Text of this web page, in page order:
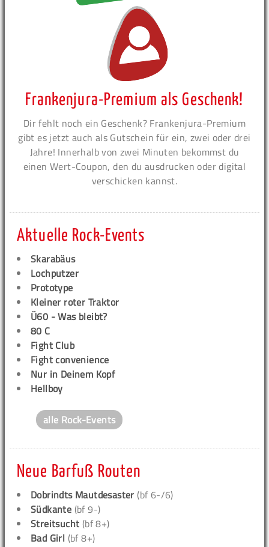
Frankenjura-Premium als Geschenk!
Dir fehlt noch ein Geschenk? Frankenjura-Premium
gibt es jetzt auch als Gutschein für ein, zwei oder drei
Jahre! Innerhalb von zwei Minuten bekommst du
einen Wert-Coupon, den du ausdrucken oder digital
verschicken kannst.
Aktuelle Rock-Events
Skarabäus
Lochputzer
Prototype
Kleiner roter Traktor
Ü60 - Was bleibt?
80 C
Fight Club
Fight convenience
Nur in Deinem Kopf
Hellboy
alle Rock-Events
Neue Barfuß Routen
Dobrindts Mautdesaster (bf 6-/6)
Südkante (bf 9-)
Streitsucht (bf 8+)
Bad Girl (bf 8+)